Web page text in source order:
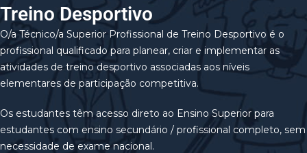
Treino Desportivo
O/a Técnico/a Superior Profissional de Treino Desportivo é o
profissional qualificado para planear, criar e implementar as
atividades de treino desportivo associadas aos níveis
elementares de participação competitiva.
Os estudantes têm acesso direto ao Ensino Superior para
estudantes com ensino secundário / profissional completo, sem
necessidade de exame nacional.